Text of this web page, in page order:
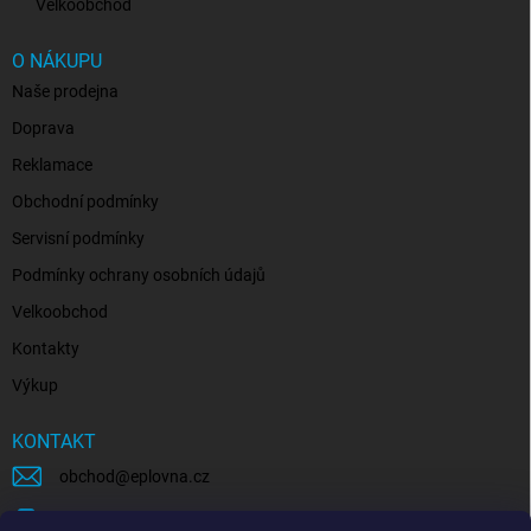
Velkoobchod
O NÁKUPU
Naše prodejna
Doprava
Reklamace
Obchodní podmínky
Servisní podmínky
Podmínky ochrany osobních údajů
Velkoobchod
Kontakty
Výkup
KONTAKT
obchod @eplovna.cz